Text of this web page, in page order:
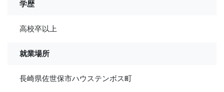
学歴
高校卒以上
就業場所
長崎県佐世保市ハウステンボス町